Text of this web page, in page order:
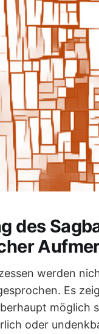
des
werden
Es
möglich
oder